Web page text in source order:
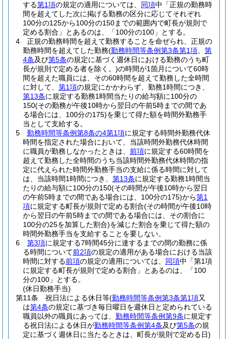
する第1項の規定の適用については、 同項中「正規の勤務時
間を超えてした次に掲げる勤務の区分に応じてそれぞれ
100分の125から100分の150までの範囲内で町長が規則で
定める割合」とあるのは、「100分の100」とする。
4
正規の勤務時間を超えて勤務することを命ぜられ、正規の
勤務時間を超えてした勤務(勤務時間等条例第3条第1項
第
4条及び第5条の規定に基づく週休日における勤務のうち町
長が規則で定める者を除く。)の時間が1箇月について60時
間を超えた職員には、その60時間を超えて勤務した全時間
に対して、 第1項の規定にかかわらず、勤務1時間につき、
第13条に規定する勤務1時間当たりの給与額に100分の
150(その勤務が午後10時から翌日の午前5時までの間であ
る場合には、100分の175)を乗じて得た額を時間外勤務手
当として支給する。
5
勤務時間等条例第8条の4第1項に規定する時間外勤務代休
時間を指定された場合において、当該時間外勤務代休時間
に職員が勤務しなかったときは、 前項に規定する60時間を
超えて勤務した全時間のうち当該時間外勤務代休時間の指
定に代えられた時間外勤務手当の支給に係る時間に対して
は、当該時間1時間につき、 第13条に規定する勤務1時間当
たりの給与額に100分の150(その時間が午後10時から翌日
の午前5時までの間である場合には、100分の175)から第1
項に規定する町長が規則で定める割合(その時間が午後10時
から翌日の午前5時までの間である場合には、その割合に
100分の25を加算した割合)を減じた割合を乗じて得た額の
時間外勤務手当を支給することを要しない。
6
第3項に規定する7時間45分に達するまでの間の勤務に係
る時間について前2項の規定の適用がある場合における当該
時間に対する前項の規定の適用については、 同項中「第1項
に規定する町長が規則で定める割合」とあるのは、「100
分の100」とする。
(休日勤務手当)
第11条
祝日法による休日等(勤務時間等条例第3条第1項又
は第4条の規定に基づき毎日曜日を週休日と定められている
職員以外の職員にあっては、 勤務時間等条例第9条に規定す
る祝日法による休日が勤務時間等条例第4条及び第5条の規
定に基づく週休日に当たるときは、町長が規則で定める日)